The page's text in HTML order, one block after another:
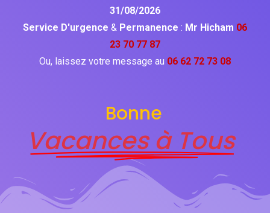
31/08/2026
Service D'urgence & Permanence : Mr Hicham 06
23 70 77 87
Ou, laissez votre message au 06 62 72 73 08
Bonne
Vacances à Tous